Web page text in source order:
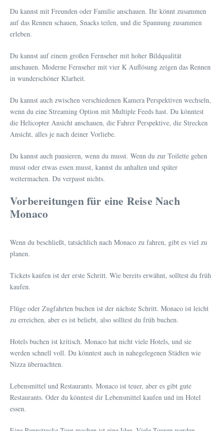
Du kannst mit Freunden oder Familie anschauen. Ihr könnt zusammen
auf das Rennen schauen, Snacks teilen, und die Spannung zusammen
erleben.
Du kannst auf einem großen Fernseher mit hoher Bildqualität
anschauen. Moderne Fernseher mit vier K Auflösung zeigen das Rennen
in wunderschöner Klarheit.
Du kannst auch zwischen verschiedenen Kamera Perspektiven wechseln,
wenn du eine Streaming Option mit Multiple Feeds hast. Du könntest
die Helicopter Ansicht anschauen, die Fahrer Perspektive, die Strecken
Ansicht, alles je nach deiner Vorliebe.
Du kannst auch pausieren, wenn du musst. Wenn du zur Toilette gehen
musst oder etwas essen musst, kannst du anhalten und später
weitermachen. Du verpasst nichts.
Vorbereitungen für eine Reise Nach
Monaco
Wenn du beschließt, tatsächlich nach Monaco zu fahren, gibt es viel zu
planen.
Tickets kaufen ist der erste Schritt. Wie bereits erwähnt, solltest du früh
kaufen.
Flüge oder Zugfahrten buchen ist der nächste Schritt. Monaco ist leicht
zu erreichen, aber es ist beliebt, also solltest du früh buchen.
Hotels buchen ist kritisch. Monaco hat nicht viele Hotels, und sie
werden schnell voll. Du könntest auch in nahegelegenen Städten wie
Nizza übernachten.
Lebensmittel und Restaurants. Monaco ist teuer, aber es gibt gute
Restaurants. Oder du könntest dir Lebensmittel kaufen und im Hotel
essen.